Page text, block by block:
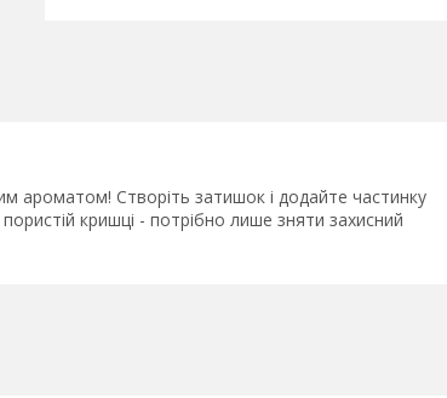
ароматом! Створіть затишок і додайте частинку
кришці - потрібно лише зняти захисний